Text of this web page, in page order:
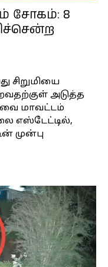
சோகம்: 8
சிறுமியை
அடுத்த
மாவட்டம்
எஸ்டேட்டில்,
முன்பு